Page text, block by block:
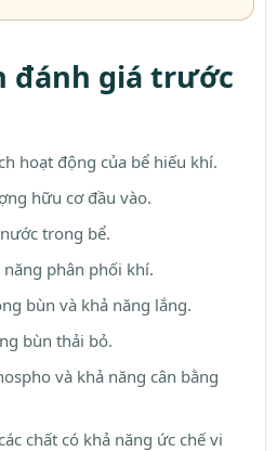
đánh giá trước
hoạt động của bể hiếu khí.
hữu cơ đầu vào.
trong bể.
phân phối khí.
bùn và khả năng lắng.
bùn thải bỏ.
và khả năng cân bằng
chất có khả năng ức chế vi